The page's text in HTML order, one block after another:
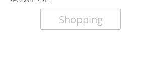
Shopping